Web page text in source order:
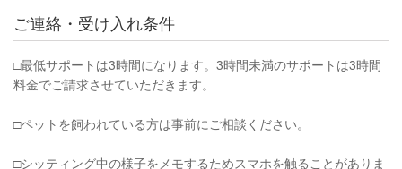
ご連絡・受け入れ条件
□︎最低サポートは3時間になります。3時間未満のサポートは3時間
料金でご請求させていただきます。
□︎ペットを飼われている方は事前にご相談ください。
□︎シッティング中の様子をメモするためスマホを触ることがありま